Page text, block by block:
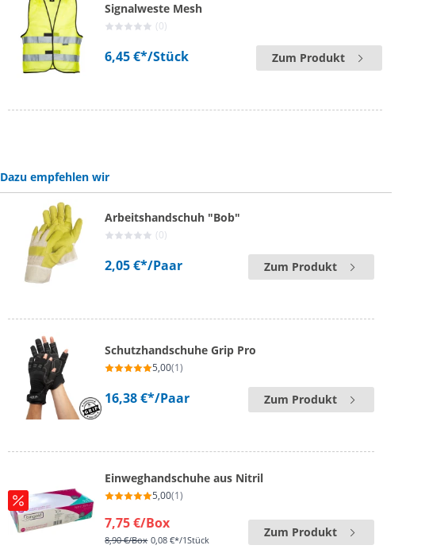
Signalweste Mesh
(0)
6,45 €*/Stück Zum Produkt
Dazu empfehlen wir
Arbeitshandschuh "Bob"
(0)
2,05 €*/Paar Zum Produkt
Schutzhandschuhe Grip Pro
5,00(1)
16,38 €*/Paar Zum Produkt
Einweghandschuhe aus Nitril
5,00(1)
7,75 €/Box
8,90 €/Box 0,08 €*/1Stück
Zum Produkt